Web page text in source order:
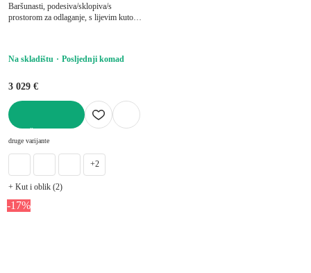
Baršunasti, podesiva/sklopiva/s
prostorom za odlaganje, s lijevim kutom/u
Na skladištu
Posljednji komad
3 029 €
druge varijante
+2
+ Kut i oblik (2)
-17%